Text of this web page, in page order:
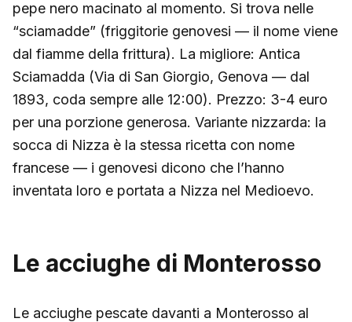
pepe nero macinato al momento. Si trova nelle
“sciamadde” (friggitorie genovesi — il nome viene
dal fiamme della frittura). La migliore: Antica
Sciamadda (Via di San Giorgio, Genova — dal
1893, coda sempre alle 12:00). Prezzo: 3-4 euro
per una porzione generosa. Variante nizzarda: la
socca di Nizza è la stessa ricetta con nome
francese — i genovesi dicono che l’hanno
inventata loro e portata a Nizza nel Medioevo.
Le acciughe di Monterosso
Le acciughe pescate davanti a Monterosso al